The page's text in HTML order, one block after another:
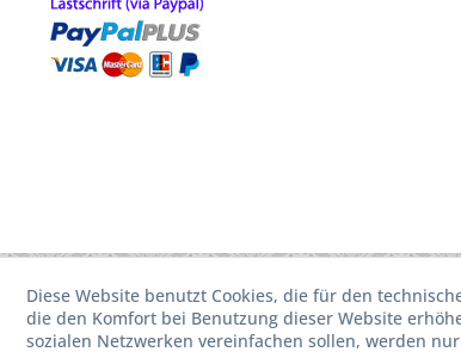
Diese Website benutzt Cookies, die für den
die den Komfort bei Benutzung dieser Website
sozialen Netzwerken vereinfachen sollen, werden